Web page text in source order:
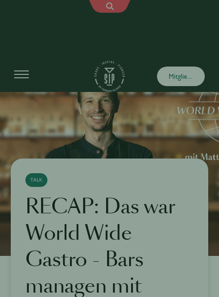
Mitglied werden
TALK
RECAP: Das war
World Wide
Gastro - Bars
managen mit